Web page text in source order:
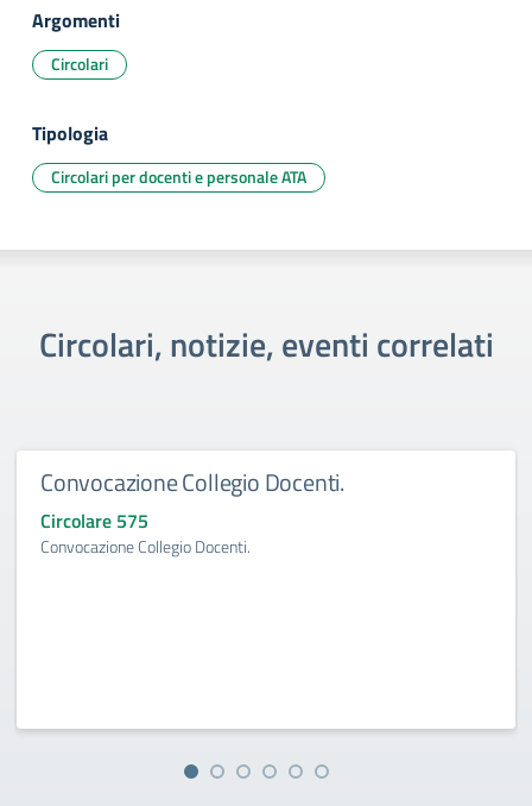
Argomenti
Circolari
Tipologia
Circolari per docenti e personale ATA
Circolari, notizie, eventi correlati
Convocazione Collegio Docenti.
Circolare 575
Convocazione Collegio Docenti.